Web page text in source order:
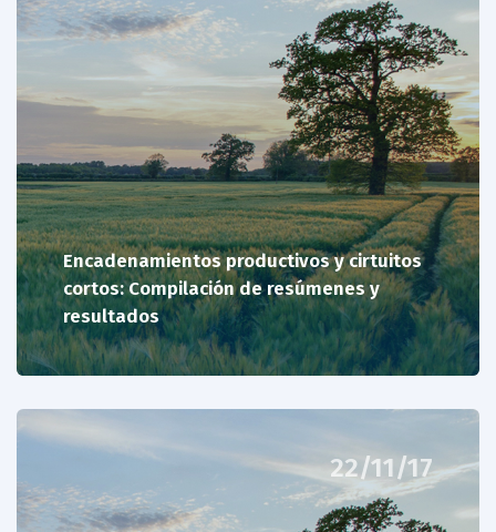
Encadenamientos productivos y cirtuitos
cortos: Compilación de resúmenes y
resultados
22/11/17